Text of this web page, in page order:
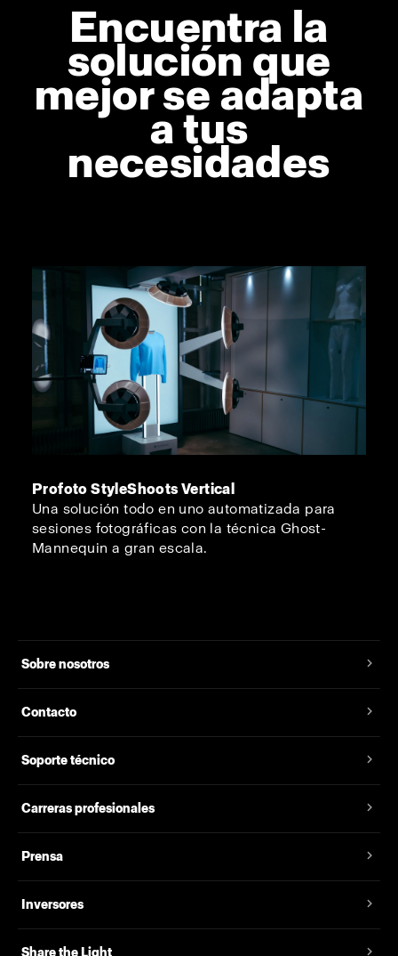
Encuentra la
solución que
mejor se adapta
a tus
necesidades
Profoto StyleShoots Vertical
Una solución todo en uno automatizada para
sesiones fotográficas con la técnica Ghost-
Mannequin a gran escala.
Sobre nosotros
Contacto
Soporte técnico
Carreras profesionales
Prensa
Inversores
Share the Light